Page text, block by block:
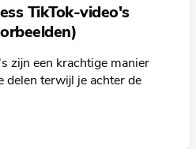
TikTok-video's
zijn een krachtige manier
delen terwijl je achter de